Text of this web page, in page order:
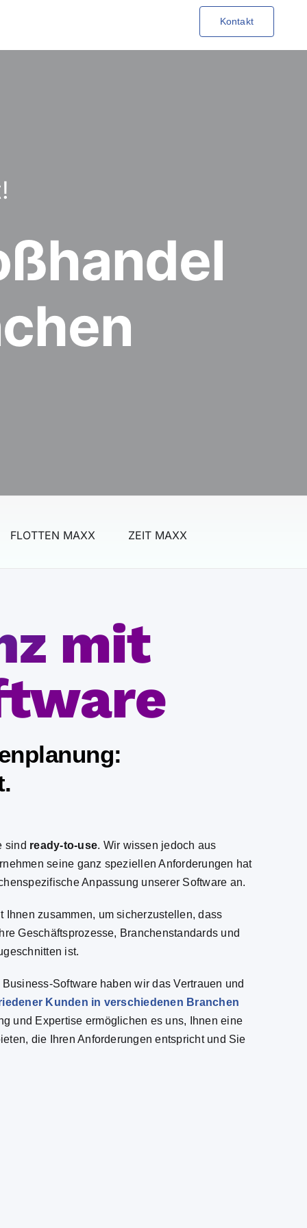
Kontakt
FLOTTEN MAXX ZEIT MAXX
mit
sind ready-to-use. Wir wissen jedoch aus
seine ganz speziellen Anforderungen hat
Anpassung unserer Software an.
Ihnen zusammen, um sicherzustellen, dass
Geschäftsprozesse, Branchenstandards und
ist.
Software haben wir das Vertrauen und
Kunden in verschiedenen Branchen
und Expertise ermöglichen es uns, Ihnen eine
die Ihren Anforderungen entspricht und Sie